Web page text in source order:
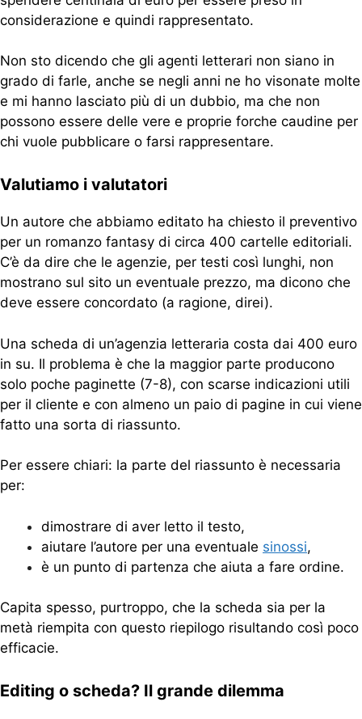
considerazione e quindi rappresentato.
Non sto dicendo che gli agenti letterari non siano in
grado di farle, anche se negli anni ne ho visonate molte
e mi hanno lasciato più di un dubbio, ma che non
possono essere delle vere e proprie forche caudine per
chi vuole pubblicare o farsi rappresentare.
Valutiamo i valutatori
Un autore che abbiamo editato ha chiesto il preventivo
per un romanzo fantasy di circa 400 cartelle editoriali.
C’è da dire che le agenzie, per testi così lunghi, non
mostrano sul sito un eventuale prezzo, ma dicono che
deve essere concordato (a ragione, direi).
Una scheda di un’agenzia letteraria costa dai 400 euro
in su. Il problema è che la maggior parte producono
solo poche paginette (7-8), con scarse indicazioni utili
per il cliente e con almeno un paio di pagine in cui viene
fatto una sorta di riassunto.
Per essere chiari: la parte del riassunto è necessaria
per:
dimostrare di aver letto il testo,
aiutare l’autore per una eventuale sinossi,
è un punto di partenza che aiuta a fare ordine.
Capita spesso, purtroppo, che la scheda sia per la
metà riempita con questo riepilogo risultando così poco
efficacie.
Editing o scheda? Il grande dilemma